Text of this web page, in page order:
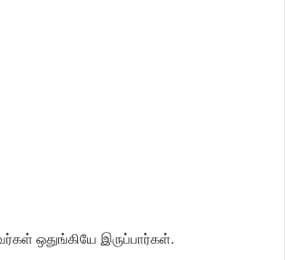
ஒதுங்கியே இருப்பார்கள்.